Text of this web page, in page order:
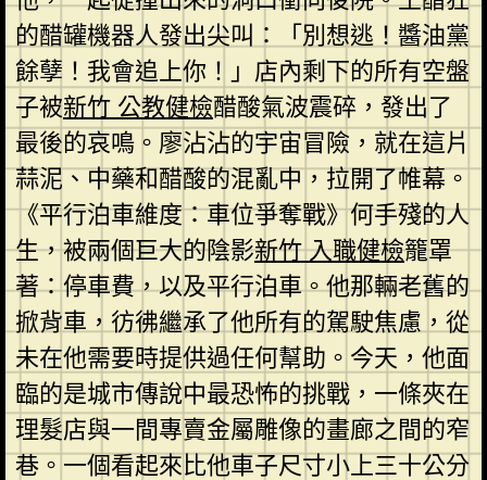
的醋罐機器人發出尖叫：「別想逃！醬油黨
餘孽！我會追上你！」店內剩下的所有空盤
子被新竹 公教健檢醋酸氣波震碎，發出了
最後的哀鳴。廖沾沾的宇宙冒險，就在這片
蒜泥、中藥和醋酸的混亂中，拉開了帷幕。
《平行泊車維度：車位爭奪戰》何手殘的人
生，被兩個巨大的陰影新竹 入職健檢籠罩
著：停車費，以及平行泊車。他那輛老舊的
掀背車，彷彿繼承了他所有的駕駛焦慮，從
未在他需要時提供過任何幫助。今天，他面
臨的是城市傳說中最恐怖的挑戰，一條夾在
理髮店與一間專賣金屬雕像的畫廊之間的窄
巷。一個看起來比他車子尺寸小上三十公分